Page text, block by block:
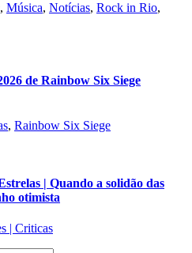
, Música, Notícias, Rock in Rio,
de Rainbow Six Siege
, Rainbow Six Siege
| Quando a solidão das
otimista
| Criticas